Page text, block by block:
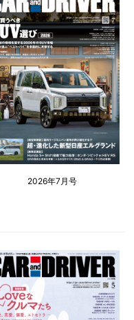
2026年7月号